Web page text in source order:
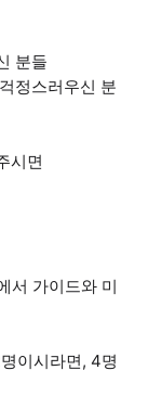
분들
정스러우신 분
시면
서 가이드와 미
이시라면, 4명